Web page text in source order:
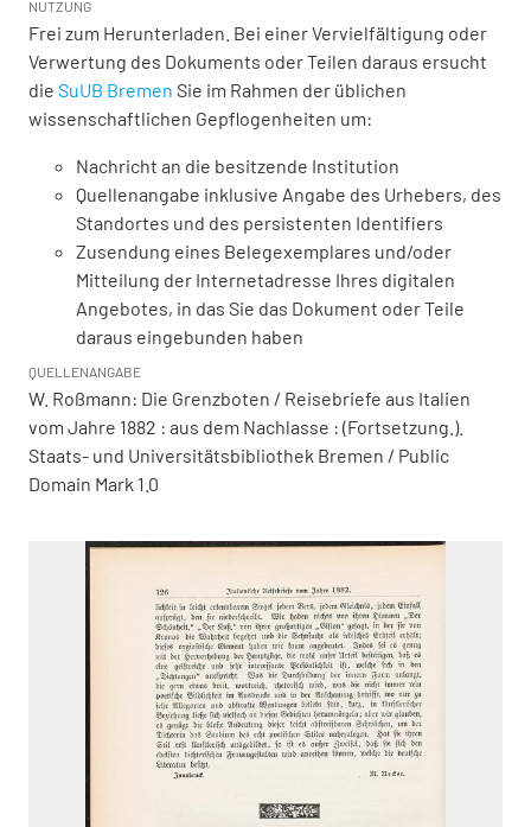
NUTZUNG
Frei zum Herunterladen. Bei einer Vervielfältigung oder
Verwertung des Dokuments oder Teilen daraus ersucht
die SuUB Bremen Sie im Rahmen der üblichen
wissenschaftlichen Gepflogenheiten um:
Nachricht an die besitzende Institution
Quellenangabe inklusive Angabe des Urhebers, des
Standortes und des persistenten Identifiers
Zusendung eines Belegexemplares und/oder
Mitteilung der Internetadresse Ihres digitalen
Angebotes, in das Sie das Dokument oder Teile
daraus eingebunden haben
QUELLENANGABE
W. Roßmann: Die Grenzboten / Reisebriefe aus Italien
vom Jahre 1882 : aus dem Nachlasse : (Fortsetzung.).
Staats- und Universitätsbibliothek Bremen / Public
Domain Mark 1.0